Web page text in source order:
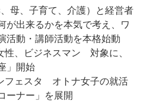
母、子育て、介護）と経営者
が出来るかを本気で考え、ワ
動・講師活動を本格始動
、ビジネスマン 対象に、
」開始
フェスタ オトナ女子の就活
ーナー」を展開